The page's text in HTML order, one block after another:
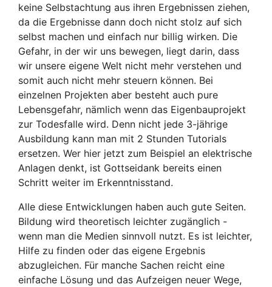
keine Selbstachtung aus ihren Ergebnissen ziehen,
da die Ergebnisse dann doch nicht stolz auf sich
selbst machen und einfach nur billig wirken. Die
Gefahr, in der wir uns bewegen, liegt darin, dass
wir unsere eigene Welt nicht mehr verstehen und
somit auch nicht mehr steuern können. Bei
einzelnen Projekten aber besteht auch pure
Lebensgefahr, nämlich wenn das Eigenbauprojekt
zur Todesfalle wird. Denn nicht jede 3-jährige
Ausbildung kann man mit 2 Stunden Tutorials
ersetzen. Wer hier jetzt zum Beispiel an elektrische
Anlagen denkt, ist Gottseidank bereits einen
Schritt weiter im Erkenntnisstand.
Alle diese Entwicklungen haben auch gute Seiten.
Bildung wird theoretisch leichter zugänglich -
wenn man die Medien sinnvoll nutzt. Es ist leichter,
Hilfe zu finden oder das eigene Ergebnis
abzugleichen. Für manche Sachen reicht eine
einfache Lösung und das Aufzeigen neuer Wege,